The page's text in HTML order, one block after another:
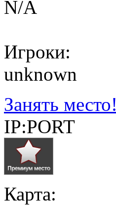
N/A
Игроки:
unknown
Занять место!
IP:PORT
Карта: